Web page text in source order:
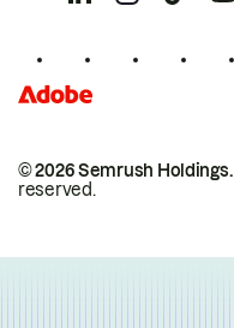
© 2026 Semrush Holdings.
reserved.